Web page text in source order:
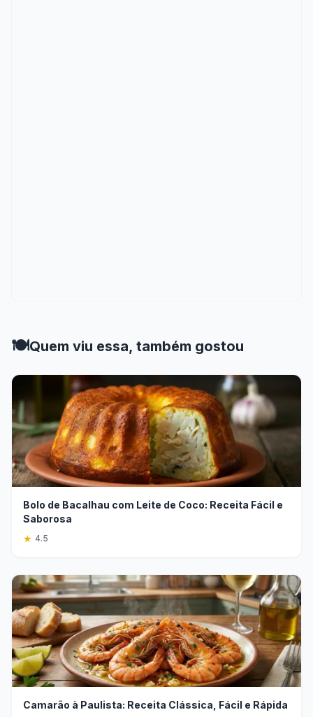
🍽️Quem viu essa, também gostou
Bolo de Bacalhau com Leite de Coco: Receita Fácil e
Saborosa
★ 4.5
Camarão à Paulista: Receita Clássica, Fácil e Rápida